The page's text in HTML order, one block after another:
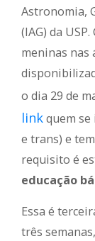
Astronomia,
(IAG) da
meninas nas
o dia 29 de
linkquem
e trans) e
requisito é
educação
Essa é
três